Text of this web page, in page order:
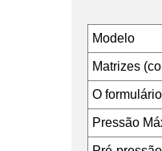
Modelo
Matrizes
O formulário
Pressão